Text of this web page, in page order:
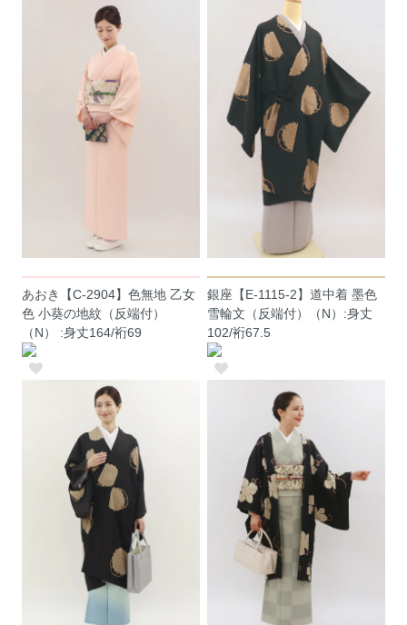
あおき【C-2904】色無地 乙女
色 小葵の地紋（反端付）
（N） :身丈164/裄69
銀座【E-1115-2】道中着 墨色
雪輪文（反端付）（N）:身丈
102/裄67.5